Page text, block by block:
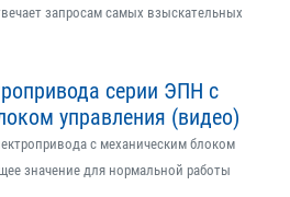
запросам самых взыскательных
серии ЭПН с
управления (видео)
с механическим блоком
значение для нормальной работы